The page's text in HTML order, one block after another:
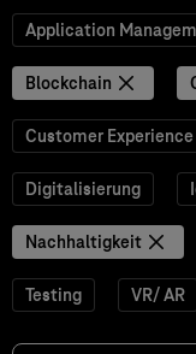
Application
Blockchain
Customer Experience
Digitalisierung
Nachhaltigkeit
Testing VR/ AR